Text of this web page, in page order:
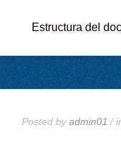
Estructura del
Posted byadmin01 /